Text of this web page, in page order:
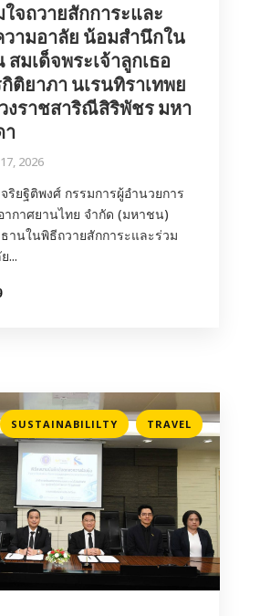
จถวายสักการะและ
ามอาลัย น้อมสำนึกใน
มเด็จพระเจ้าลูกเธอ
ติยาภา นเรนทิราเทพย
งราชสาริณีสิริพัชร มหา
า
2026
ยฐิติพงศ์ กรรมการผู้อำนวยการ
กาศยานไทย จำกัด (มหาชน)
านในพิธีถวายสักการะและร่วม
...
SUSTAINABILILTY , TRAVEL